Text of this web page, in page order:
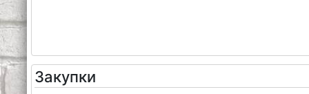
Закупки